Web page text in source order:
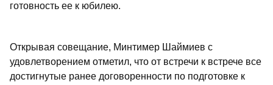
готовность ее к юбилею.
Открывая совещание, Минтимер Шаймиев с
удовлетворением отметил, что от встречи к встрече все
достигнутые ранее договоренности по подготовке к